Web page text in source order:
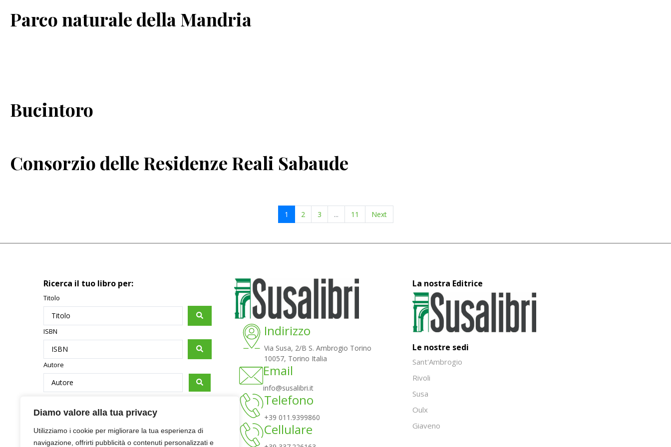
Diamo valore alla tua privacy
Utilizziamo i cookie per migliorare la tua esperienza di
navigazione, offrirti pubblicità o contenuti personalizzati e
Parco naturale della Mandria
Bucintoro
Consorzio delle Residenze Reali Sabaude
1 2 3 ... 11 Next
Ricerca il tuo libro per:
Titolo
ISBN
Autore
Indirizzo
Via Susa, 2/B S. Ambrogio Torino
10057, Torino Italia
Email
info@susalibri.it
Telefono
+39 011.9399860
Cellulare
La nostra Editrice
Le nostre sedi
Sant'Ambrogio
Rivoli
Susa
Oulx
Giaveno